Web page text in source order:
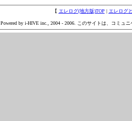
【 エレログ(地方版)TOP | エレログ
Powered by i-HIVE inc., 2004 - 2006. このサイトは、コミュ